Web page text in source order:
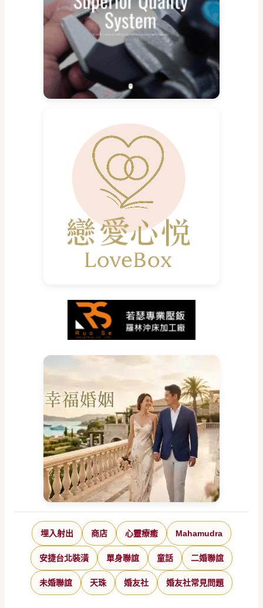
埋入射出 商店 心靈療癒 Mahamudra
安捷台北裝潢 單身聯誼 童話 二婚聯誼
未婚聯誼 天珠 婚友社 婚友社常見問題